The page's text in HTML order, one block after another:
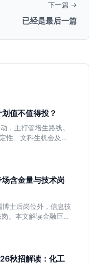
下一篇 →
已经是最后一篇
值不值得投？
，主打管培生路线。
性、文科生机会及决
得投递。
含金量与技术岗
士后岗位外，信息技
。本文解读金融巨头
价值，助你快速判断
秋招解读：化工